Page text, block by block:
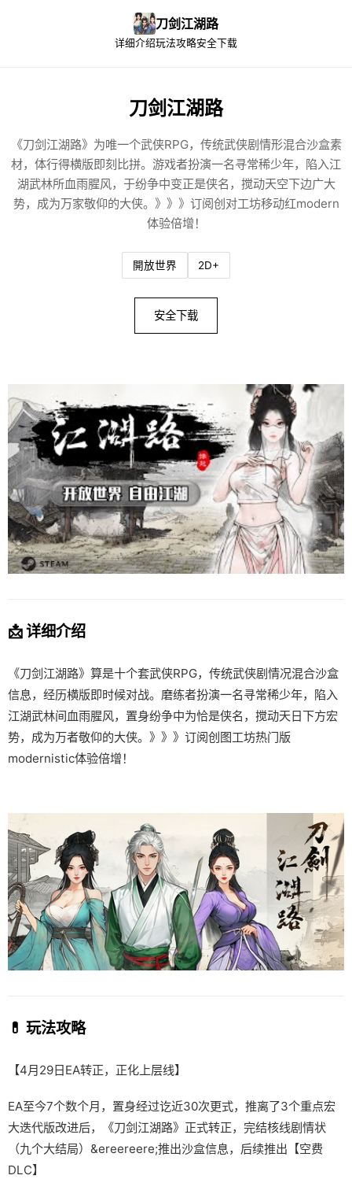
刀剑江湖路
详细介绍玩法攻略安全下载
刀剑江湖路
《刀剑江湖路》为唯一个武侠RPG，传统武侠剧情形混合沙盒素
材，体行得横版即刻比拼。游戏者扮演一名寻常稀少年，陷入江
湖武林所血雨腥风，于纷争中变正是侠名，搅动天空下边广大
势，成为万家敬仰的大侠。》》》订阅创对工坊移动红modern
体验倍增！
開放世界 2D+
安全下载
📩 详细介绍
《刀剑江湖路》算是十个套武侠RPG，传统武侠剧情况混合沙盒
信息，经历横版即时候对战。磨练者扮演一名寻常稀少年，陷入
江湖武林间血雨腥风，置身纷争中为恰是侠名，搅动天日下方宏
势，成为万者敬仰的大侠。》》》订阅创图工坊热门版
modernistic体验倍增！
💊 玩法攻略
【4月29日EA转正，正化上层线】
EA至今7个数个月，置身经过讫近30次更式，推离了3个重点宏
大迭代版改进后，《刀剑江湖路》正式转正，完结核线剧情状
（九个大结局）&ereereere;推出沙盒信息，后续推出【空费
DLC】